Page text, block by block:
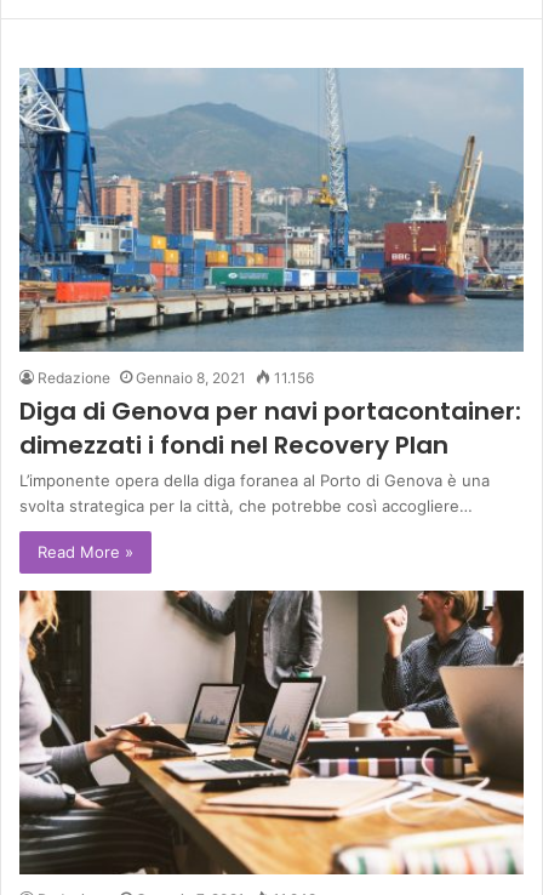
Redazione Gennaio 8, 2021 11.156
Diga di Genova per navi portacontainer:
dimezzati i fondi nel Recovery Plan
L’imponente opera della diga foranea al Porto di Genova è una
svolta strategica per la città, che potrebbe così accogliere…
Read More »